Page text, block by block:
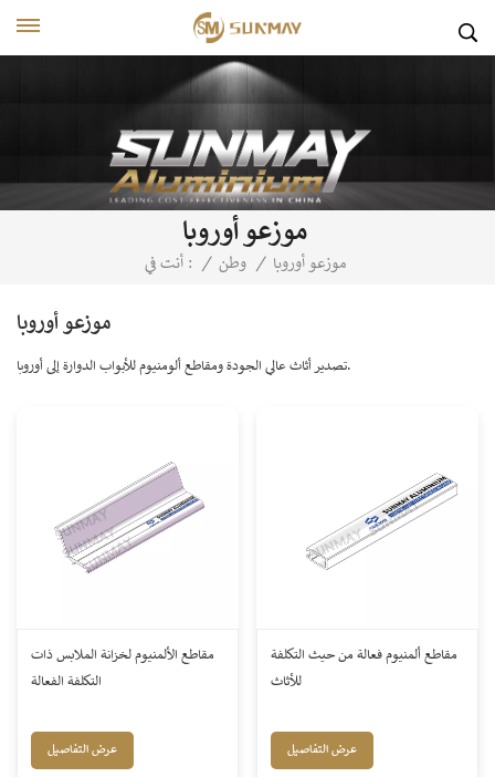
موزعو أوروبا
أنت في : / وطن /
تصدير أثاث عالي الجودة ومقاطع ألومنيوم للأبواب الدوارة إلى أوروبا.
مقاطع الألمنيوم لخزانة الملابس ذات
التكلفة الفعالة
عرض التفاصيل
مقاطع ألمنيوم فعالة من حيث التكلفة
للأثاث
عرض التفاصيل